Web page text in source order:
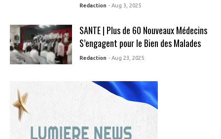
Redaction - Aug 3, 2025
SANTE | Plus de 60 Nouveaux Médecins
S’engagent pour le Bien des Malades
Redaction - Aug 23, 2025